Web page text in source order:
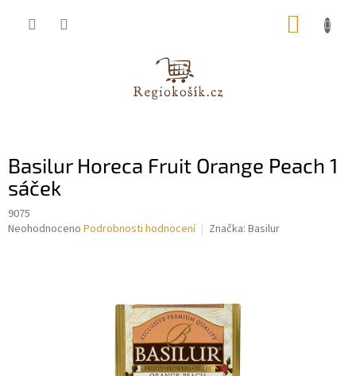
Basilur Horeca Fruit Orange Peach 1
sáček
9075
Průměrné
Neohodnoceno Podrobnosti hodnocení Značka: Basilur